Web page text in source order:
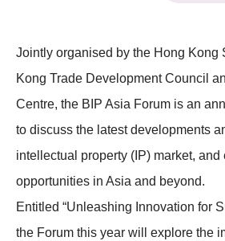
科技分享
会籍
Jointly organised by the Hong Kong
Kong Trade Development Council
Centre, the BIP Asia Forum is an
to discuss the latest developments
intellectual property (IP) market,
opportunities in Asia and beyond.
Entitled “Unleashing Innovation for
the Forum this year will explore the